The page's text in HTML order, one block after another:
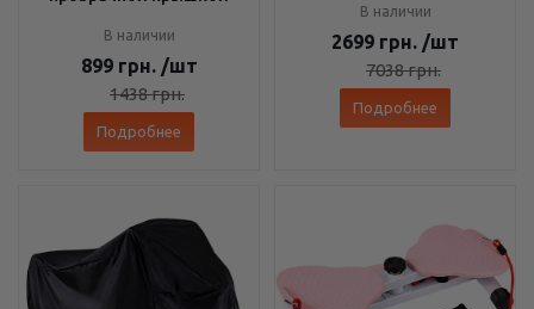
В наличии
899 грн. /шт
1438грн.
Подробнее
В наличии
2699 грн. /шт
7038грн.
Подробнее